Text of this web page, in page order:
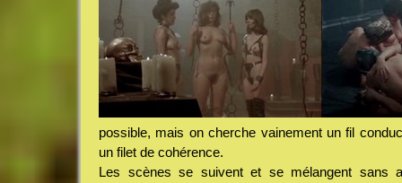
possible, mais on cherche vainement un fil
un filet de cohérence.
Les scènes se suivent et se mélangent sans